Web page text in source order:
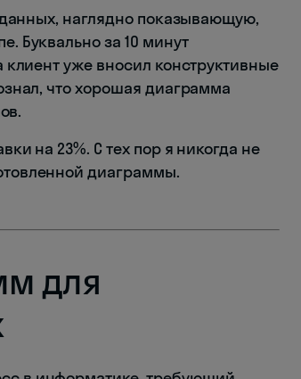
наглядно показывающую,
Буквально за 10 минут
уже вносил конструктивные
что хорошая диаграмма
на 23%. С тех пор я никогда не
диаграммы.
для